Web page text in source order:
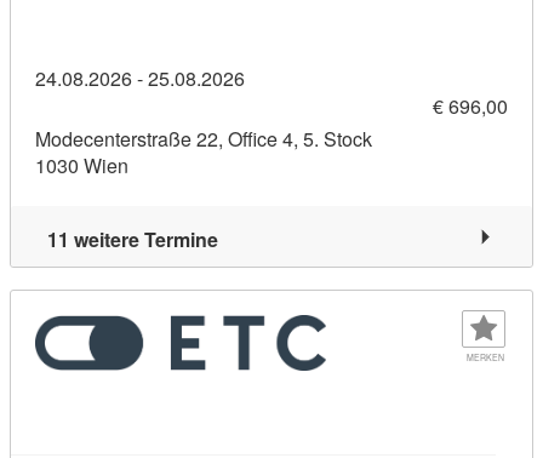
24.08.2026 - 25.08.2026
€ 696,00
Modecenterstraße 22, Office 4, 5. Stock
1030 Wien
11 weitere Termine
MERKEN